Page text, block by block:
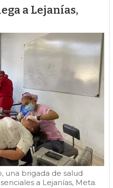
a Lejanías,
una brigada de salud
a Lejanías, Meta.